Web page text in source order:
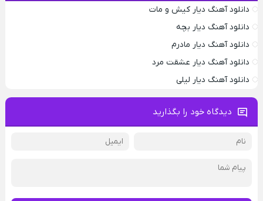
دانلود آهنگ دیار کیش و مات
دانلود آهنگ دیار بچه
دانلود آهنگ دیار مادرم
دانلود آهنگ دیار عشقت مرد
دانلود آهنگ دیار لیلی
دیدگاه خود را بگذارید